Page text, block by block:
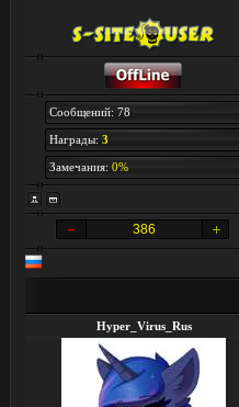
Сообщений: 78
Награды: 3
Замечания: 0%
386
Hyper_Virus_Rus